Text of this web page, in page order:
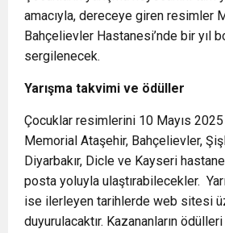
amacıyla, dereceye giren resimler
Bahçelievler Hastanesi’nde bir yıl
sergilenecek.
Yarışma takvimi ve ödüller
Çocuklar resimlerini 10 Mayıs
Memorial Ataşehir, Bahçelievler,
Diyarbakır, Dicle ve Kayseri
posta yoluyla ulaştırabilecekler.
ise ilerleyen tarihlerde web sitesi
duyurulacaktır. Kazananların